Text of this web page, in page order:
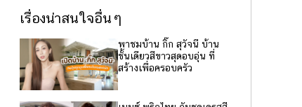
เรื่องน่าสนใจอื่นๆ
พาชมบ้าน กิ๊ก สุวัจนี บ้าน
ชั้นเดียวสีขาวสุดอบอุ่น ที่
สร้างเพื่อครอบครัว